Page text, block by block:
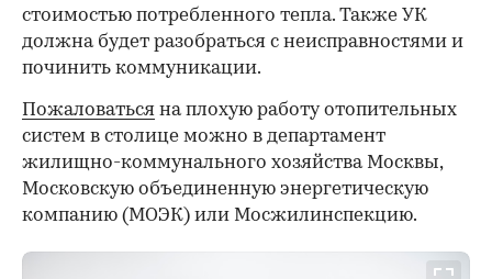
стоимостью потребленного тепла. Также УК
должна будет разобраться с неисправностями и
починить коммуникации.
Пожаловаться на плохую работу отопительных
систем в столице можно в департамент
жилищно-коммунального хозяйства Москвы,
Московскую объединенную энергетическую
компанию (МОЭК) или Мосжилинспекцию.